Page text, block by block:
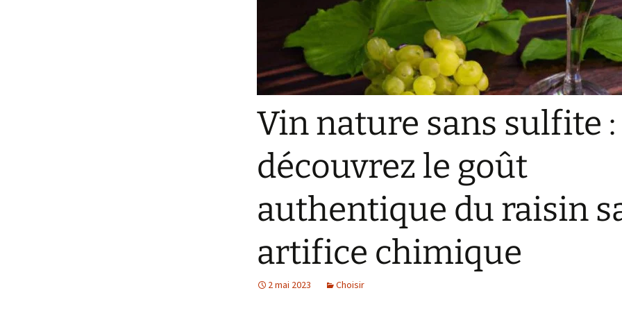
Réservez LE cours
d’oenologie à Bordeaux
que vous allez adorer
Réservez LE cours
d’oenologie à Brest
Réservez LE cours
d’oenologie à Strasbourg
que vous allez adorer
Réservez LE cours
d’oenologie à Rennes
Vin nature sans sulfite :
découvrez le goût
authentique du raisin
artifice chimique
2 mai 2023 Choisir